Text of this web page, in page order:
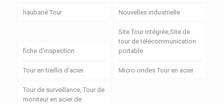
haubané Tour Nouvelles industrielle
fiche d'inspection
Site Tour intégrée,Site de
tour de télécommunication
portable
Tour en treillis d'acier Micro-ondes Tour en acier
Tour de surveillance, Tour de
moniteur en acier de